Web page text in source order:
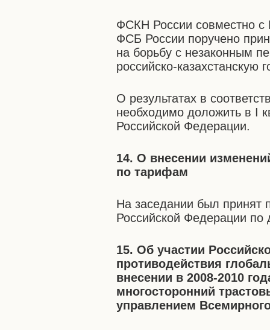
ФСКН России совместно
ФСБ России поручено
на борьбу с незаконным
российско-казахстанскую
О результатах в
необходимо доложить в I
Российской Федерации.
14. О внесении
по тарифам
На заседании был принят
Российской Федерации по
15. Об участии
противодействия
внесении в 2008-2010
многосторонний
управлением